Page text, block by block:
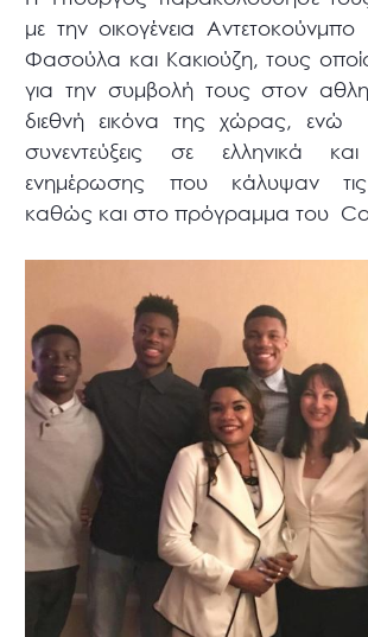
με την οικογένεια
Φασούλα και Κακιούζη, τους
για την συμβολή τους στον
διεθνή εικόνα της χώρας,
συνεντεύξεις σε ελληνικά
ενημέρωσης που κάλυψαν τις
καθώς και στο πρόγραμμα του